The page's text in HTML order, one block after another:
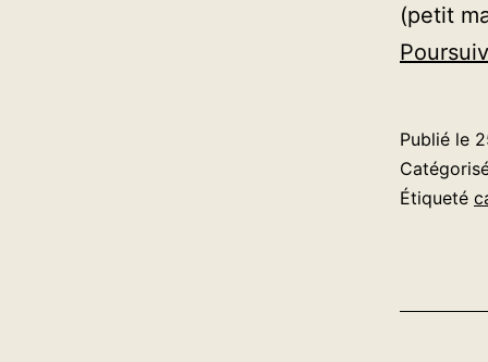
(petit
Publié le
Étiqueté